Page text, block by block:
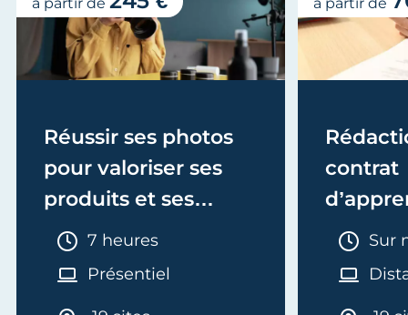
Réussir ses photos
pour valoriser ses
produits et ses
services
Durée :
7 heures
Présentiel
à partir de
contrat
Sur
à partir de